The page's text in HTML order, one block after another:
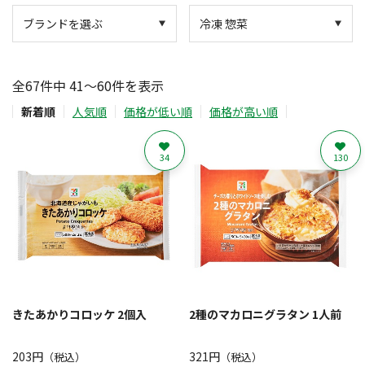
全67件中 41～60件を表示
新着順 人気順 価格が低い順 価格が高い順
きたあかりコロッケ 2個入
203円 （税込）
34
2種のマカロニグラタン 1人前
321円（税込）
130